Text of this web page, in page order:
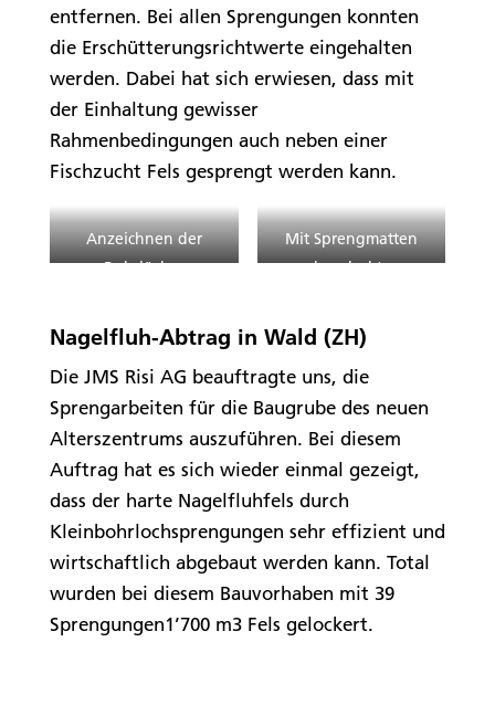
entfernen. Bei allen Sprengungen konnten
die Erschütterungsrichtwerte eingehalten
werden. Dabei hat sich erwiesen, dass mit
der Einhaltung gewisser
Rahmenbedingungen auch neben einer
Fischzucht Fels gesprengt werden kann.
Anzeichnen der
Bohrlöcher
Mit Sprengmatten
abgedeckter
Nagelfluh-Abtrag in Wald (ZH)
Die JMS Risi AG beauftragte uns, die
Sprengarbeiten für die Baugrube des neuen
Alterszentrums auszuführen. Bei diesem
Auftrag hat es sich wieder einmal gezeigt,
dass der harte Nagelfluhfels durch
Kleinbohrlochsprengungen sehr effizient und
wirtschaftlich abgebaut werden kann. Total
wurden bei diesem Bauvorhaben mit 39
Sprengungen1’700 m3 Fels gelockert.